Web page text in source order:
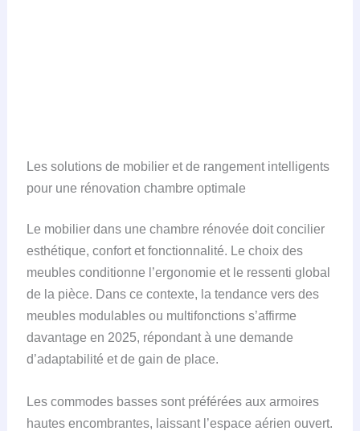
Les solutions de mobilier et de rangement intelligents
pour une rénovation chambre optimale
Le mobilier dans une chambre rénovée doit concilier
esthétique, confort et fonctionnalité. Le choix des
meubles conditionne l’ergonomie et le ressenti global
de la pièce. Dans ce contexte, la tendance vers des
meubles modulables ou multifonctions s’affirme
davantage en 2025, répondant à une demande
d’adaptabilité et de gain de place.
Les commodes basses sont préférées aux armoires
hautes encombrantes, laissant l’espace aérien ouvert.